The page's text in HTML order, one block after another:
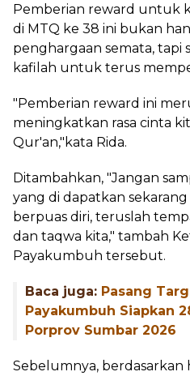
Pemberian reward untuk
di MTQ ke 38 ini bukan
penghargaan semata, tapi
kafilah untuk terus
"Pemberian reward ini
meningkatkan rasa cinta
Qur'an,"kata Rida.
Ditambahkan, "Jangan
yang di dapatkan
berpuas diri, teruslah
dan taqwa kita," tambah
Payakumbuh tersebut.
Baca juga: Pasang
Payakumbuh Siapkan
Porprov Sumbar 2026
Sebelumnya, berdasarkan